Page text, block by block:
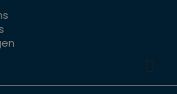
